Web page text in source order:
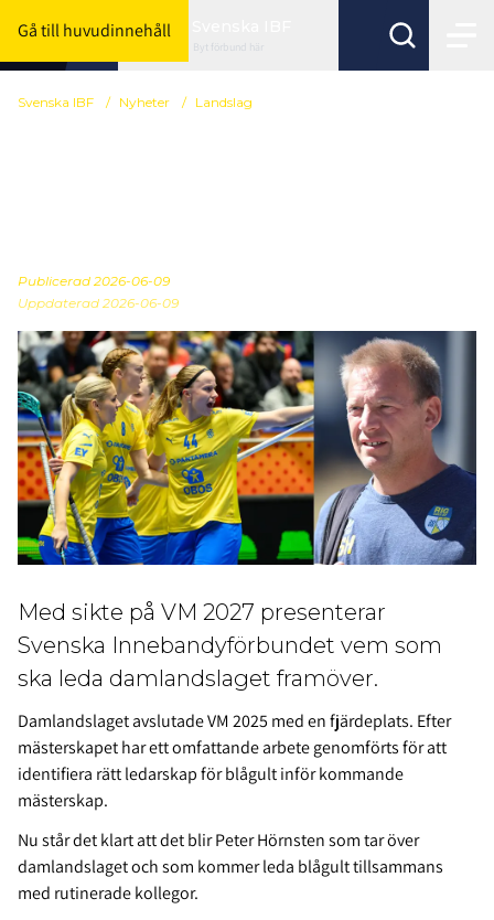
Gå till huvudinnehåll
Byt förbund här
Svenska IBF / Nyheter / Landslag
Publicerad 2026-06-09
Uppdaterad 2026-06-09
Med sikte på VM 2027 presenterar
Svenska Innebandyförbundet vem som
ska leda damlandslaget framöver.
Damlandslaget avslutade VM 2025 med en fjärdeplats. Efter
mästerskapet har ett omfattande arbete genomförts för att
identifiera rätt ledarskap för blågult inför kommande
mästerskap.
Nu står det klart att det blir Peter Hörnsten som tar över
damlandslaget och som kommer leda blågult tillsammans
med rutinerade kollegor.